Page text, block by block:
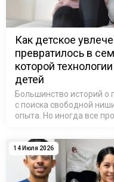
Как детское
превратилось в
которой
детей
Большинство историй о
с поиска свободной
опыта. Но иногда все
домой после школы,
14 Июля 2026